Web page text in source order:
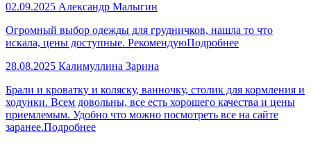
02.09.2025 Александр Малыгин
Огромный выбор одежды для грудничков, нашла то что
искала, цены доступные. РекомендуюПодробнее
28.08.2025 Калимуллина Зарина
Брали и кроватку и коляску, ванночку, столик для кормления и
ходунки. Всем довольны, все есть хорошего качества и цены
приемлемым. Удобно что можно посмотреть все на сайте
заранее.Подробнее